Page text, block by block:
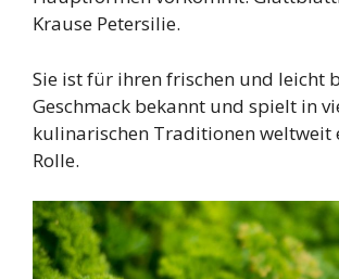
Krause Petersilie.
Sie ist für ihren frischen und leicht
Geschmack bekannt und spielt in
kulinarischen Traditionen weltweit
Rolle.